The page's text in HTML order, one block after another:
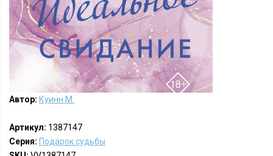
Автор: Куинн М.
Артикул: 1387147
Серия: Подарок судьбы